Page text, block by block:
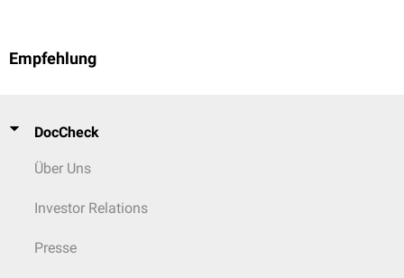
Empfehlung
DocCheck
Über Uns
Investor Relations
Presse